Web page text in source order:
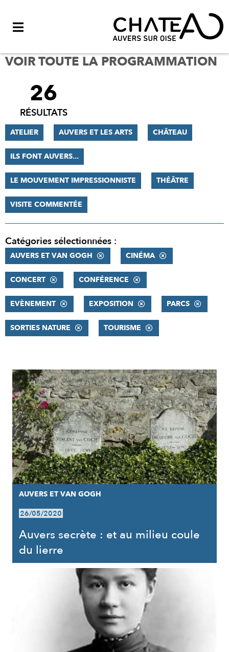
VOIR TOUTE LA PROGRAMMATION
FILTRER
RÉSULTATS
26
RÉSULTATS
ATELIER AUVERS ET LES ARTS CHÂTEAU
ILS FONT AUVERS...
LE MOUVEMENT IMPRESSIONNISTE THÉÂTRE
VISITE COMMENTÉE
Catégories sélectionnées :
AUVERS ET VAN GOGH CINÉMA
CONCERT CONFÉRENCE
EVÈNEMENT EXPOSITION PARCS
SORTIES NATURE TOURISME
RÉSULTATS
AUVERS ET VAN GOGH
26/05/2020
Auvers secrète : et au milieu coule
du lierre